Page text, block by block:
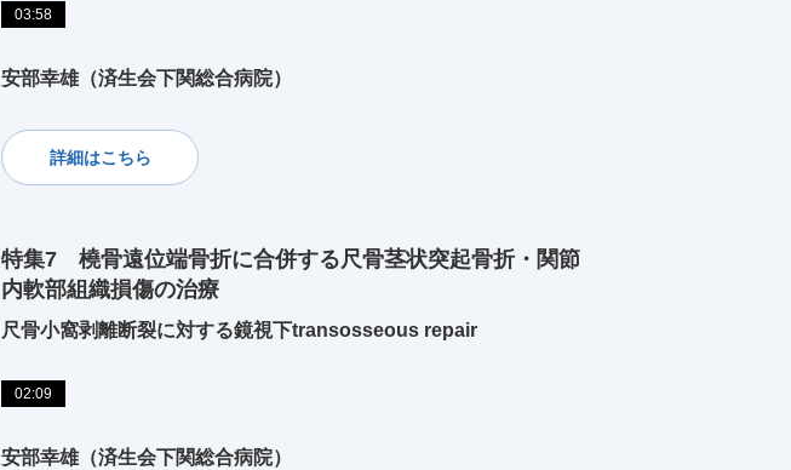
03:58
安部幸雄（済生会下関総合病院）
詳細はこちら
特集7 橈骨遠位端骨折に合併する尺骨茎状突起骨折・関節
内軟部組織損傷の治療
尺骨小窩剥離断裂に対する鏡視下transosseous repair
02:09
安部幸雄（済生会下関総合病院）